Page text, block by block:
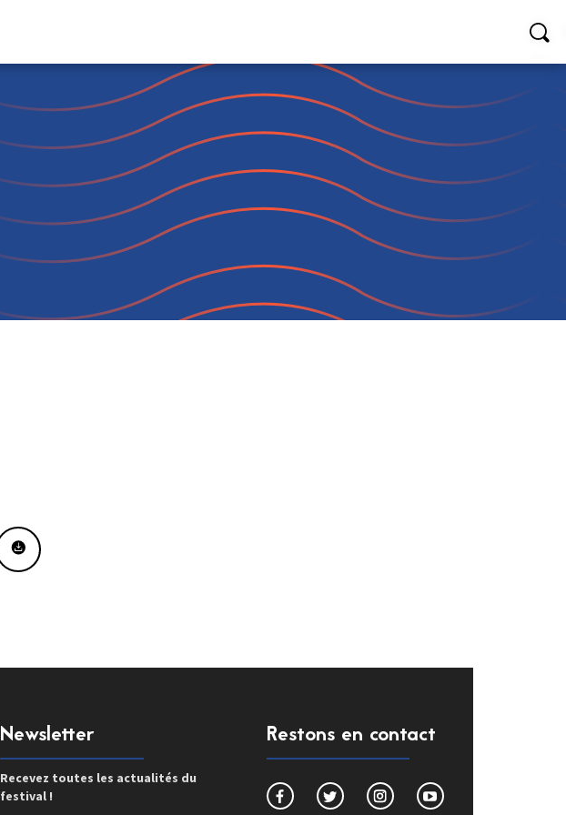
Newsletter
Recevez toutes les actualités du
festival !
Restons en contact